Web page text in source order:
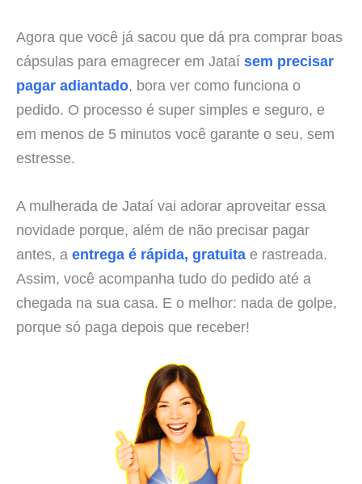
Agora que você já sacou que dá pra comprar boas
cápsulas para emagrecer em Jataí sem precisar
pagar adiantado, bora ver como funciona o
pedido. O processo é super simples e seguro, e
em menos de 5 minutos você garante o seu, sem
estresse.
A mulherada de Jataí vai adorar aproveitar essa
novidade porque, além de não precisar pagar
antes, a entrega é rápida, gratuita e rastreada.
Assim, você acompanha tudo do pedido até a
chegada na sua casa. E o melhor: nada de golpe,
porque só paga depois que receber!